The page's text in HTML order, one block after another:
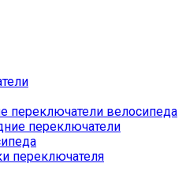
переключатели велосипеда
переключатели
переключателя